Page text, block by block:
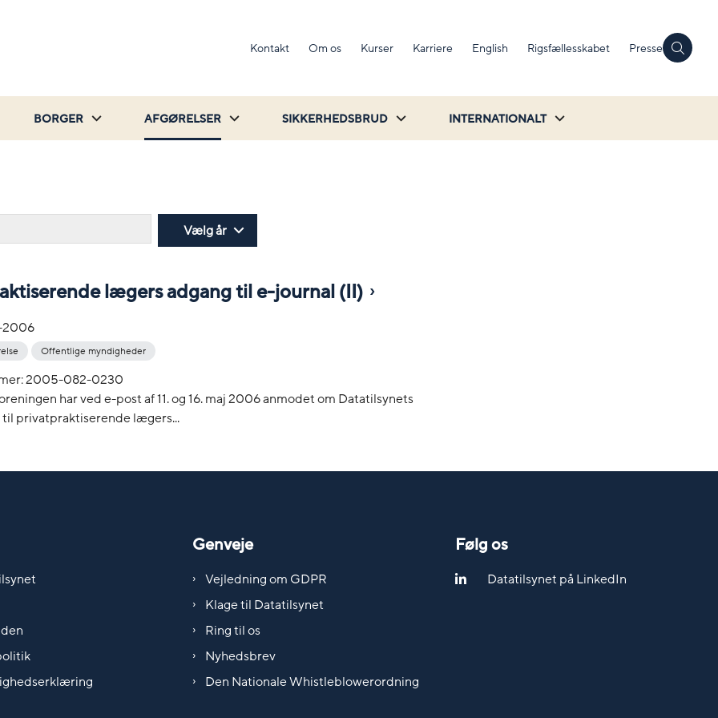
Kontakt Om os Kurser Karriere English Rigsfællesskabet Presse
BORGER AFGØRELSER SIKKERHEDSBRUD INTERNATIONALT
Vælg år
lægers adgang til e-journal (II)
Offentlige myndigheder
2005-082-0230
har ved e-post af 11. og 16. maj 2006 anmodet om Datatilsynets
privatpraktiserende lægers...
Genveje
Vejledning om GDPR
Klage til Datatilsynet
Ring til os
Nyhedsbrev
Den Nationale Whistleblowerordning
Følg os
Datatilsynet på LinkedIn